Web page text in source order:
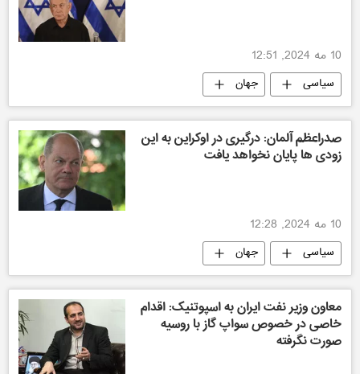
10 مه 2024, 12:51
سیاسی جهان
صدراعظم آلمان: درگیری در اوکراین به این
زودی ها پایان نخواهد یافت
10 مه 2024, 12:28
سیاسی جهان
معاون وزیر نفت ایران به اسپوتنیک: اقدام
خاصی در خصوص سواپ گاز با روسیه
صورت نگرفته